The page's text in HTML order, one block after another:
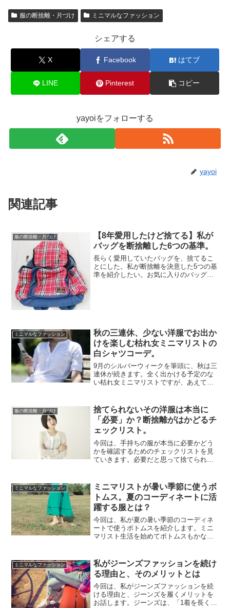
服の断捨離・片づけ ミニマルなファッション
シェアする
X Facebook はてブ
LINE Pinterest コピー
yayoiをフォローする
yayoi
関連記事
服の断捨離・片づけ
【8年愛用したけど捨てる】私が
バッグを断捨離した6つの基準。
長らく愛用していたバッグを、捨てるこ
とにした。私が断捨離を決意した5つの基
準を紹介したい。お気に入りのバッグ
ミニマルなファッション
秋の三連休、少ない洋服でお出か
けを楽しむ枯れ女ミニマリストの
白シャツコーデ。
9月のシルバーウィークを筆頭に、秋は三
連休が続きます。全く出かける予定のな
い枯れ女ミニマリストですが、あえてお
あったなら、こんな格好で旅行やイベン
トに出かけてみようか」...
服の断捨離・片づけ
捨てられないその洋服は本当に
「必要」か？断捨離がはかどるチ
ェックリスト。
今回は、手持ちの服が本当に必要かどう
かを確認するためのチェックリストを見
ていきます。必要だと思って捨てられな
ん。「実は必要でなかった」服が見つか
れば、断捨離もさらにはかど...
ミニマルなファッション
ミニマリストが暑い季節に使うボ
トムス。夏のコーディネートに活
躍する服とは？
今回は、私が夏の暑い季節のコーディネ
ートで使うボトムスを紹介します。ミニ
マリスト生活を始めてボトムスもかなり
暑い日は夏用、少し肌寒い日はいつもの
パンツと、気候によって使...
ミニマルなファッション
私がジーンズファッションを続け
る理由と、そのメリットとは
今回は、私がジーンズファッションを続
ける理由と、ジーンズを履くメリットを
お話します。ジーンズは、「1着を長く着